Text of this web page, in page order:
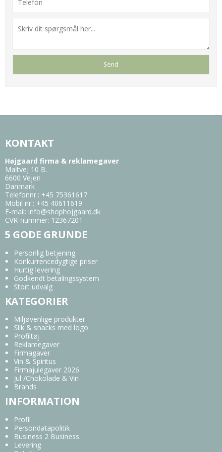
KONTAKT
Højgaard firma & reklamegaver
Maltvej 10 B.
6600 Vejen
Danmark
Telefonnr.: +45 75361617
Mobil nr.: +45 40611619
E-mail: info@shophojgaard.dk
CVR-nummer: 12367201
5 GODE GRUNDE
Personlig betjening
Konkurrencedygtige priser
Hurtig levering
Godkendt betalingssystem
Stort udvalg
KATEGORIER
Miljøvenlige produkter
Slik & snacks med logo
Profiltøj
Reklamegaver
Firmagaver
Vin & Spiritus
Firmajulegaver 2026
Jul /Chokolade & Vin
Brands
INFORMATION
Profil
Persondatapolitik
Business 2 Business
Levering